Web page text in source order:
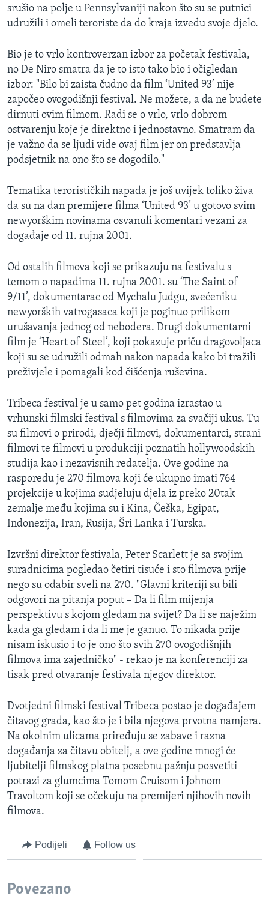
srušio na polje u Pennsylvaniji nakon što su se putnici
udružili i omeli teroriste da do kraja izvedu svoje djelo.
Bio je to vrlo kontroverzan izbor za početak festivala,
no De Niro smatra da je to isto tako bio i očigledan
izbor: "Bilo bi zaista čudno da film ‘United 93’ nije
započeo ovogodišnji festival. Ne možete, a da ne budete
dirnuti ovim filmom. Radi se o vrlo, vrlo dobrom
ostvarenju koje je direktno i jednostavno. Smatram da
je važno da se ljudi vide ovaj film jer on predstavlja
podsjetnik na ono što se dogodilo."
Tematika terorističkih napada je još uvijek toliko živa
da su na dan premijere filma ‘United 93’ u gotovo svim
newyorškim novinama osvanuli komentari vezani za
događaje od 11. rujna 2001.
Od ostalih filmova koji se prikazuju na festivalu s
temom o napadima 11. rujna 2001. su ‘The Saint of
9/11’, dokumentarac od Mychalu Judgu, svećeniku
newyorških vatrogasaca koji je poginuo prilikom
urušavanja jednog od nebodera. Drugi dokumentarni
film je ‘Heart of Steel’, koji pokazuje priču dragovoljaca
koji su se udružili odmah nakon napada kako bi tražili
preživjele i pomagali kod čišćenja ruševina.
Tribeca festival je u samo pet godina izrastao u
vrhunski filmski festival s filmovima za svačiji ukus. Tu
su filmovi o prirodi, dječji filmovi, dokumentarci, strani
filmovi te filmovi u produkciji poznatih hollywoodskih
studija kao i nezavisnih redatelja. Ove godine na
rasporedu je 270 filmova koji će ukupno imati 764
projekcije u kojima sudjeluju djela iz preko 20tak
zemalje među kojima su i Kina, Češka, Egipat,
Indonezija, Iran, Rusija, Šri Lanka i Turska.
Izvršni direktor festivala, Peter Scarlett je sa svojim
suradnicima pogledao četiri tisuće i sto filmova prije
nego su odabir sveli na 270. "Glavni kriteriji su bili
odgovori na pitanja poput – Da li film mijenja
perspektivu s kojom gledam na svijet? Da li se naježim
kada ga gledam i da li me je ganuo. To nikada prije
nisam iskusio i to je ono što svih 270 ovogodišnjih
filmova ima zajedničko" - rekao je na konferenciji za
tisak pred otvaranje festivala njegov direktor.
Dvotjedni filmski festival Tribeca postao je događajem
čitavog grada, kao što je i bila njegova prvotna namjera.
Na okolnim ulicama priređuju se zabave i razna
događanja za čitavu obitelj, a ove godine mnogi će
ljubitelji filmskog platna posebnu pažnju posvetiti
potrazi za glumcima Tomom Cruisom i Johnom
Travoltom koji se očekuju na premijeri njihovih novih
filmova.
Podijeli Follow us
Povezano